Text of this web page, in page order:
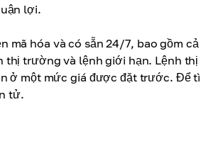
lợi.
hóa và có sẵn 24/7, bao gồm cả
thị trường và lệnh giới hạn. Lệnh thị
ở một mức giá được đặt trước. Để
tử.